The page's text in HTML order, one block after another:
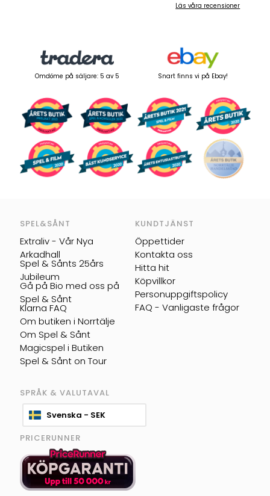
Läs våra recensioner
Omdöme på säljare: 5 av 5 Snart finns vi på Ebay!
SPEL&SÅNT
Extraliv - Vår Nya
Arkadhall
Spel & Sånts 25års
Jubileum
Gå på Bio med oss på
Spel & Sånt
Klarna FAQ
Om butiken i Norrtälje
Om Spel & Sånt
Magicspel i Butiken
Spel & Sånt on Tour
KUNDTJÄNST
Öppettider
Kontakta oss
Hitta hit
Köpvillkor
Personuppgiftspolicy
FAQ - Vanligaste frågor
SPRÅK & VALUTAVAL
Svenska - SEK
PRICERUNNER